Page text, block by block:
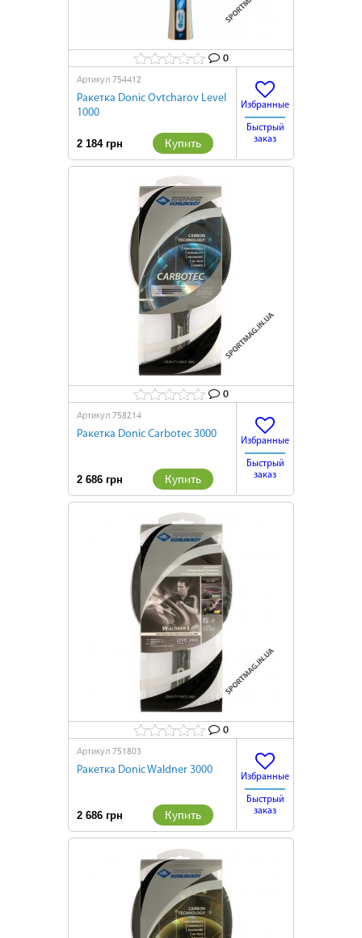
0
Артикул 754412
Ракетка Donic Ovtcharov Level
1000
2 184 грн Купить
Избранные
Быстрый
заказ
0
Артикул 758214
Ракетка Donic Carbotec 3000
2 686 грн Купить
Избранные
Быстрый
заказ
0
Артикул 751803
Ракетка Donic Waldner 3000
2 686 грн Купить
Избранные
Быстрый
заказ